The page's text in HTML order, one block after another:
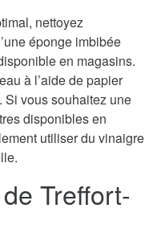
nettoyez
éponge imbibée
en magasins.
à l’aide de papier
Si vous souhaitez une
disponibles en
utiliser du vinaigre
Treffort-